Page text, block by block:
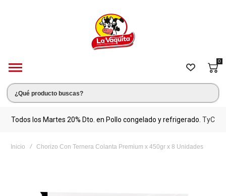
0
Todos los Martes 20% Dto. en Pollo congelado y refrigerado. TyC
Inicio Chorizo Con Ternera Colanta Premium x 450gr x 8 Unidades